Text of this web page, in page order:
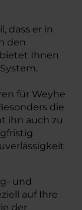
dass er in
den
Ihnen
für Weyhe
die
ihn auch zu
und
auf Ihre
der